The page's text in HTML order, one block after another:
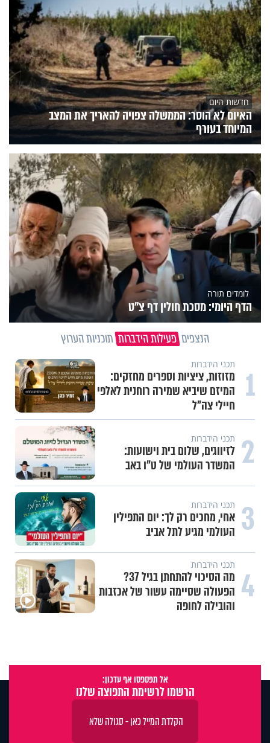
חדשות היום
האיום לא הוסר: הממשלה צפויה להאריך את המצב
המיוחד בעורף
לומדים תורה
הדף היומי: מסכת חולין דף צ"ט
הנצפים פעילות הידברות תוכניות הערוץ
1 וידיאו מגזין
"הגמגום לא מגדיר אותי": ישראל
שטרן על המגבלה שלא עוצרת אותו
2 תכני ערוץ הידברות
חלום אדיר: מקבץ סגולות
3 עשייה והעצמה נשית
משיבת נפש: הגבול הדק שבין חוסר
טקט לפגיעה בזולת
4 תכני ערוץ הידברות
חלום אדיר: חלמתי על בית המקדש
אל תפספסו אף עדכון:
הרשמו לרשימת התפוצה שלנו